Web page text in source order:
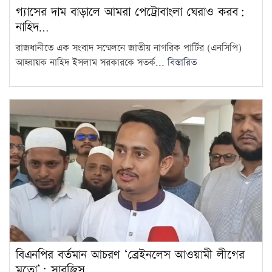
14
আধুনিকায়ন করা হবে: ক্রীড়া
প্রতিমন্ত্রী
ঢাকা-চট্টগ্রাম দূরত্ব কমাতে কর্ডলাইন
স্থাপনের ফিজিবিলিটি স্টাডি চলছে:
রেলপথ প্রতিমন্ত্রী
গ্যাসের দাম বাড়ালে আমরা পেট্রোবাংলা ঘেরাও করব:
নাহিদ…
রাজধানীতে এক সংবাদ সম্মেলনে জাতীয় নাগরিক পার্টির (এনসিপি)
আহ্বায়ক নাহিদ ইসলাম সরকারকে সতর্ক...বিস্তারিত
বিএনপির বর্তমান আচরণ ‘ব্রেইনলেস আওয়ামী লীগের